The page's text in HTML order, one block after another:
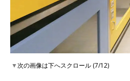
▼次の画像は下へスクロール (7/12)